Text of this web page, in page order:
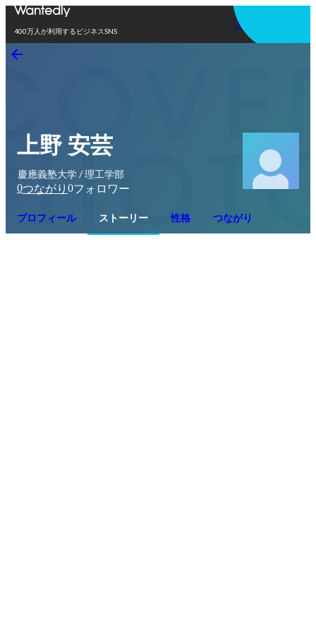
400万人が利用するビジネスSNS
アプリを使う
上野 安芸
慶應義塾大学 / 理工学部
0つながり 0フォロワー
プロフィール ストーリー 性格 つながり